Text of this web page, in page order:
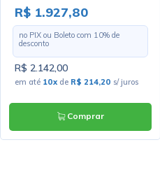
R$ 1.927,80
no PIX ou Boleto com 10% de
desconto
R$ 2.142,00
em até 10xde R$ 214,20 s/ juros
Comprar